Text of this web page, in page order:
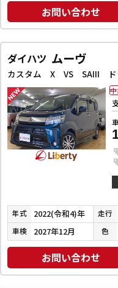
お問い合わせ
ダイハツ ムーヴ
年式 2022(令和4)年 走行
車検 2027年12月 色
お問い合わせ